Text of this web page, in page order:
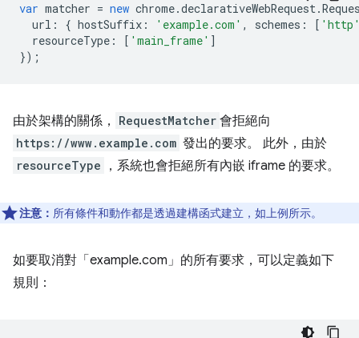
var matcher = new chrome.declarativeWebRequest.
url : { hostSuffix : 'example.com' , schemes : [
resourceType : [ 'main_frame' ]
});
由於架構的關係， RequestMatcher 會拒絕向
https://www.example.com 發出的要求。 此外，由於
resourceType ，系統也會拒絕所有內嵌 iframe 的要求。
注意： 所有條件和動作都是透過建構函式建立，如上例所示。
如要取消對「example.com」的所有要求，可以定義如下
規則：